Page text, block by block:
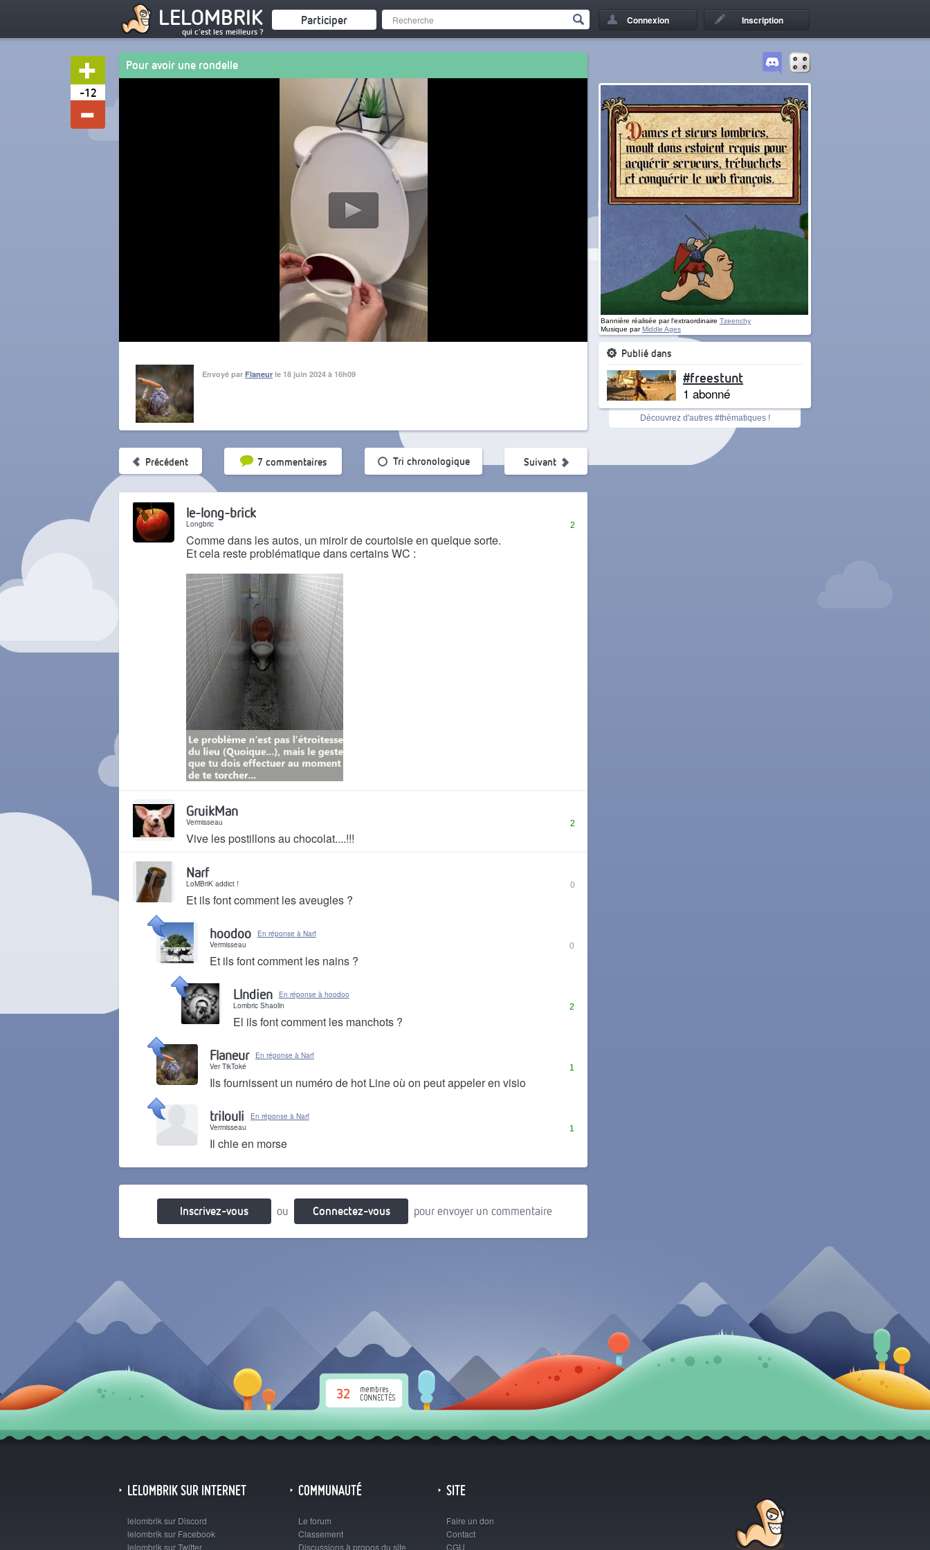
LELOMBRIK
qui c'est les meilleurs ?
Participer Connexion Inscription
-12
Pour avoir une rondelle
Envoyé par Flaneur le 18 juin 2024 à 16h09
Précédent 7 commentaires
Tri par popularité Tri chronologique Suivant
2
le-long-brick
Longbric
Comme dans les autos, un miroir de courtoisie en quelque sorte.
Et cela reste problématique dans certains WC :
2
GruikMan
Vermisseau
Vive les postillons au chocolat....!!!
0
Narf
LoMBriK addict !
Et ils font comment les aveugles ?
Il y a 2 ans
0
hoodoo
En réponse à Narf
Vermisseau
Et ils font comment les nains ?
Il y a 2 ans
2
LIndien
En réponse à hoodoo
Lombric Shaolin
El ils font comment les manchots ?
Il y a 2 ans
1
Flaneur
En réponse à Narf
Ver TikToké
Ils fournissent un numéro de hot Line où on peut appeler en visio
Il y a 2 ans
1
trilouli
En réponse à Narf
Vermisseau
Il chie en morse
Inscrivez-vous ou Connectez-vous pour envoyer un commentaire
Bannière réalisée par l'extraordinaire Tzeenchy
Musique parMiddle Ages
Publié dans
#freestunt
1 abonné
Découvrez d'autres #thématiques !
32
LELOMBRIK SUR INTERNET
lelombrik sur Discord
lelombrik sur Facebook
lelombrik sur Twitter
COMMUNAUTÉ
Le forum
Classement
Discussions à propos du site
SITE
Faire un don
Contact
CGU